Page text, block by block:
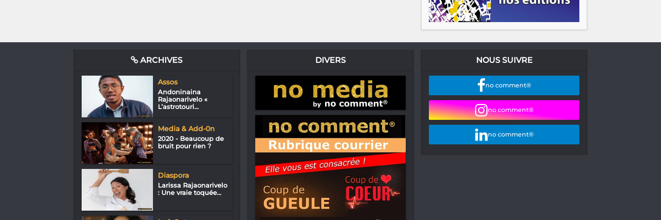
ARCHIVES
Assos
Andoninaina
Rajaonarivelo «
L’astrotouri...
Media & Add-0n
2020 - Beaucoup de
bruit pour rien ?
Diaspora
Larissa Rajaonarivelo
: Une vraie toquée...
DIVERS NOUS SUIVRE
no comment®
no comment®
no comment®